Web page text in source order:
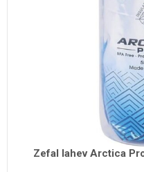
Zefal lahev Arctica